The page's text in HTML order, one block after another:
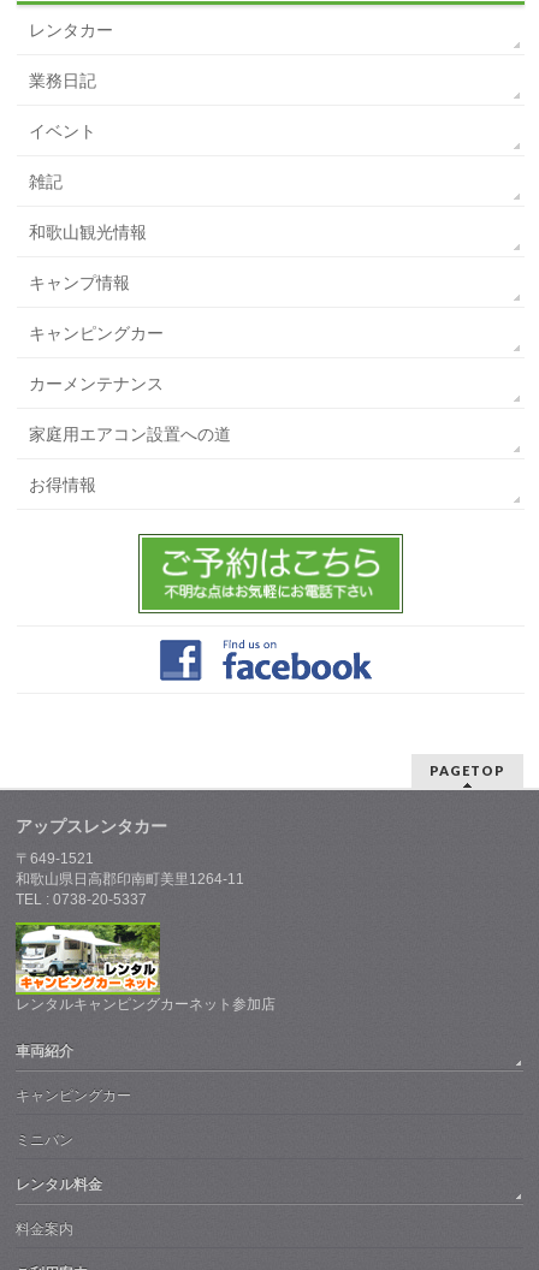
レンタカー
業務日記
イベント
雑記
和歌山観光情報
キャンプ情報
キャンピングカー
カーメンテナンス
家庭用エアコン設置への道
お得情報
PAGETOP
アップスレンタカー
〒649-1521
和歌山県日高郡印南町美里1264-11
TEL : 0738-20-5337
レンタルキャンピングカーネット参加店
車両紹介
キャンピングカー
ミニバン
レンタル料金
料金案内